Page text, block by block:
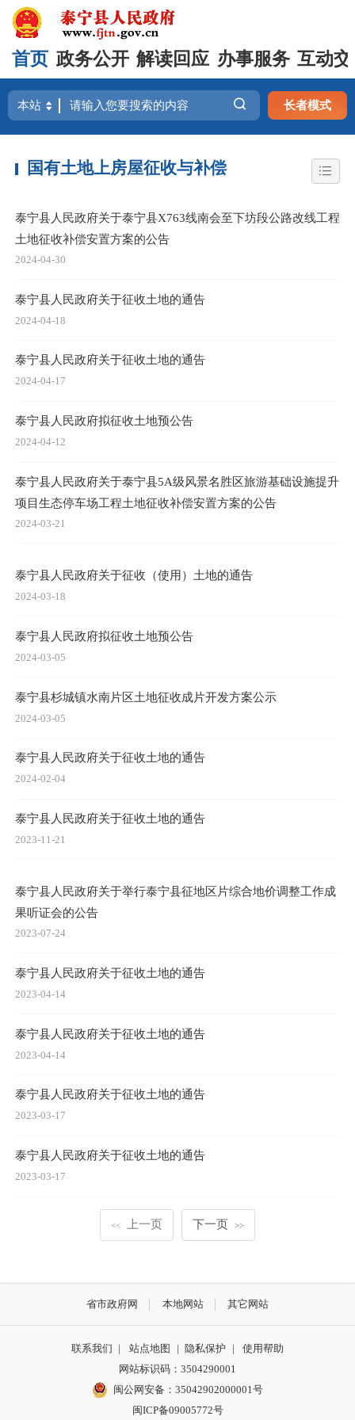
首页 政务公开 解读回应 办事服务 互动
长者模式
国有土地上房屋征收与补偿
泰宁县人民政府关于泰宁县X763线南会至下坊段公路改线工程
土地征收补偿安置方案的公告
2024-04-30
泰宁县人民政府关于征收土地的通告
2024-04-18
泰宁县人民政府关于征收土地的通告
2024-04-17
泰宁县人民政府拟征收土地预公告
2024-04-12
泰宁县人民政府关于泰宁县5A级风景名胜区旅游基础设施提升
项目生态停车场工程土地征收补偿安置方案的公告
2024-03-21
泰宁县人民政府关于征收（使用）土地的通告
2024-03-18
泰宁县人民政府拟征收土地预公告
2024-03-05
泰宁县杉城镇水南片区土地征收成片开发方案公示
2024-03-05
泰宁县人民政府关于征收土地的通告
2024-02-04
泰宁县人民政府关于征收土地的通告
2023-11-21
泰宁县人民政府关于举行泰宁县征地区片综合地价调整工作成
果听证会的公告
2023-07-24
泰宁县人民政府关于征收土地的通告
2023-04-14
泰宁县人民政府关于征收土地的通告
2023-04-14
泰宁县人民政府关于征收土地的通告
2023-03-17
泰宁县人民政府关于征收土地的通告
2023-03-17
<< 上一页 下一页 >>
省市政府网 本地网站 其它网站
联系我们 | 站点地图 | 隐私保护 |
使用帮助
网站标识码：3504290001
闽公网安备：35042902000001号
闽ICP备09005772号